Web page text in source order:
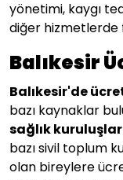
yönetimi, kaygı
diğer hizmetlerde
Balıkesir
Balıkesir'de
bazı kaynaklar
sağlık
bazı sivil toplum
olan bireylere